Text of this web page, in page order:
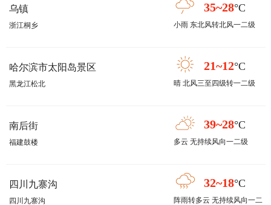
乌镇
浙江桐乡
35~28°C
小雨 东北风转北风一二级
哈尔滨市太阳岛景区
黑龙江松北
21~12°C
晴 北风三至四级转一二级
南后街
福建鼓楼
39~28°C
多云 无持续风向一二级
四川九寨沟
四川九寨沟
32~18°C
阵雨转多云 无持续风向一二